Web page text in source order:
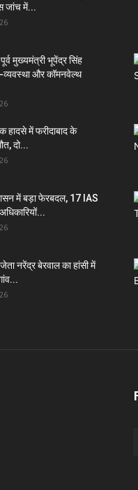
जांच में...
मुख्यमंत्री भूपेंद्र सिंह
और कॉमनवेल्थ
हादसे में फरीदाबाद के
दो...
में बड़ा फेरबदल, 17 IAS
नरेंद्र बेरवाल का हांसी में